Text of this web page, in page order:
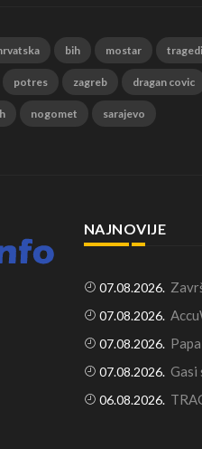
bih mostar
potres zagreb dragan covic
nogomet sarajevo
NAJNOVIJE
07.08.2026.
07.08.2026.
07.08.2026.
07.08.2026. Gasi
06.08.2026.